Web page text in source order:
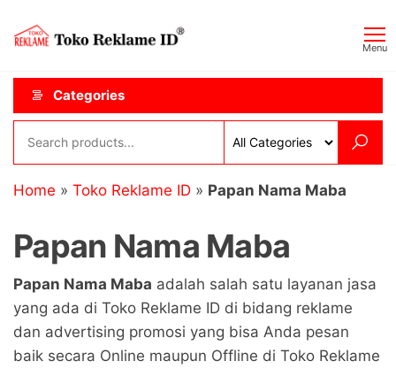
content
ID
Menu
Categories
Home » Toko Reklame ID » Papan Nama Maba
Papan Nama Maba
Papan Nama Maba adalah salah satu layanan jasa
yang ada di Toko Reklame ID di bidang reklame
dan advertising promosi yang bisa Anda pesan
baik secara Online maupun Offline di Toko Reklame